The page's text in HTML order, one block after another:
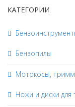
КАТЕГОРИИ
Бензопилы
Мотокосы,
Ножи и диски